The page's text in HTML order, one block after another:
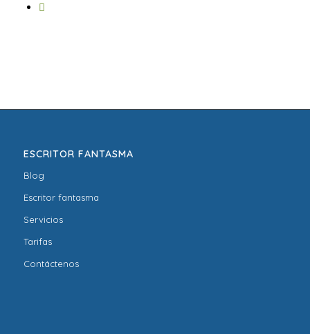
ESCRITOR FANTASMA
Blog
Escritor fantasma
Servicios
Tarifas
Contáctenos